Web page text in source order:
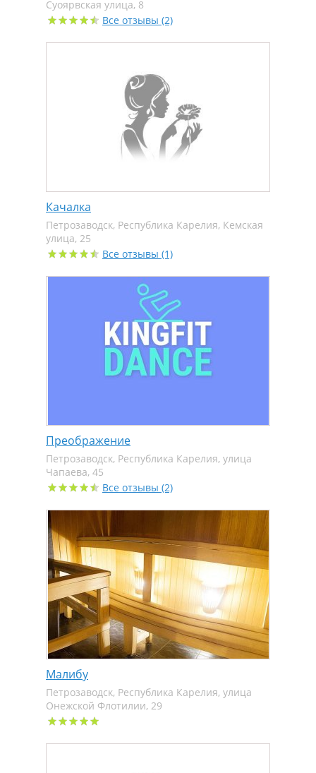
Суоярвская улица, 8
Все отзывы (2)
Качалка
Петрозаводск, Республика Карелия, Кемская
улица, 25
Все отзывы (1)
Преображение
Петрозаводск, Республика Карелия, улица
Чапаева, 45
Все отзывы (2)
Малибу
Петрозаводск, Республика Карелия, улица
Онежской Флотилии, 29